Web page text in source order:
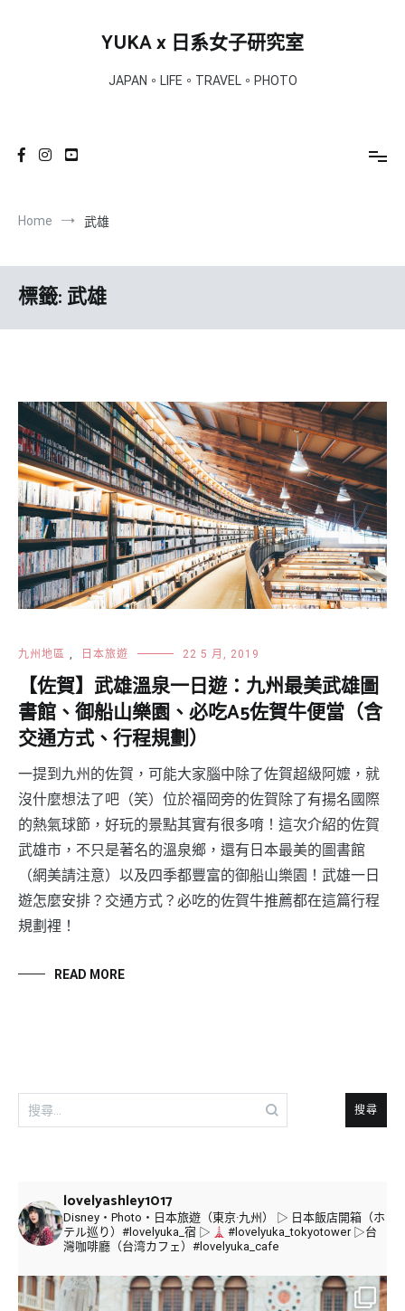
YUKA x 日系女子研究室
JAPAN。LIFE。TRAVEL。PHOTO
Home 武雄
標籤:武雄
九州地區 , 日本旅遊 22 5 月, 2019
【佐賀】武雄溫泉一日遊：九州最美武雄圖
書館、御船山樂園、必吃A5佐賀牛便當（含
交通方式、行程規劃）
一提到九州的佐賀，可能大家腦中除了佐賀超級阿嬤，就
沒什麼想法了吧（笑）位於福岡旁的佐賀除了有揚名國際
的熱氣球節，好玩的景點其實有很多唷！這次介紹的佐賀
武雄市，不只是著名的溫泉鄉，還有日本最美的圖書館
（網美請注意）以及四季都豐富的御船山樂園！武雄一日
遊怎麼安排？交通方式？必吃的佐賀牛推薦都在這篇行程
規劃裡！
READ MORE
搜
尋
lovelyashley1017
Disney・Photo・日本旅遊（東京·九州）
▷ 日本飯店開箱（ホ
テル巡り）#lovelyuka_宿 ▷ #lovelyuka_tokyotower▷台
灣咖啡廳（台湾カフェ）#lovelyuka_cafe